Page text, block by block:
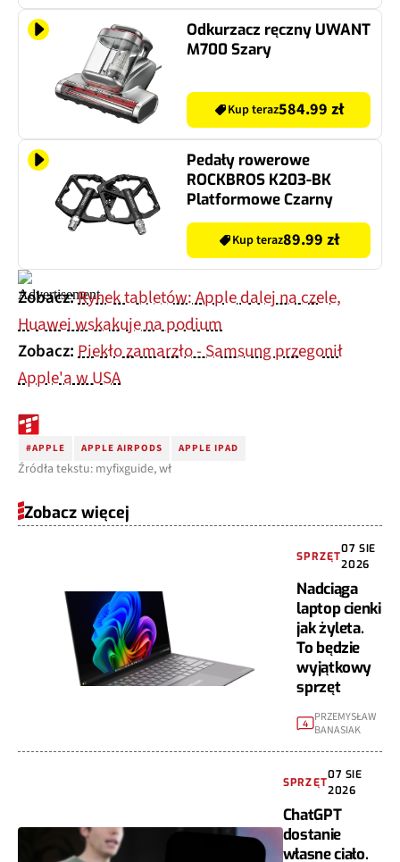
Odkurzacz ręczny UWANT
M700 Szary
Kup teraz584.99 zł
Pedały rowerowe
ROCKBROS K203-BK
Platformowe Czarny
Kup teraz89.99 zł
Zobacz:Rynek tabletów: Apple dalej na czele,
Huawei wskakuje na podium
Zobacz:Piekło zamarzło - Samsung przegonił
Apple'a w USA
#APPLE APPLE AIRPODS APPLE IPAD
Źródła tekstu: myfixguide, wł
Zobacz więcej
SPRZĘT
07 SIE
2026
Nadciąga
laptop cienki
jak żyleta.
To będzie
wyjątkowy
sprzęt
4
PRZEMYSŁAW
BANASIAK
SPRZĘT
07 SIE
2026
ChatGPT
dostanie
własne ciało.